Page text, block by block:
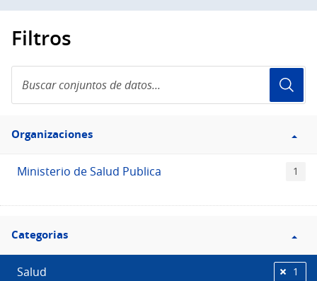
Filtros
conjuntos
de
Filtro
Organizaciones
Organizaciones
Ministerio de Salud Publica 1
Filtro
Categorias
Categorias
Salud 1